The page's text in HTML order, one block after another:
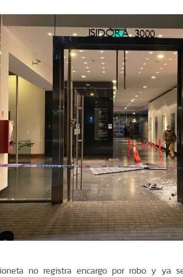
no registra encargo por robo y ya